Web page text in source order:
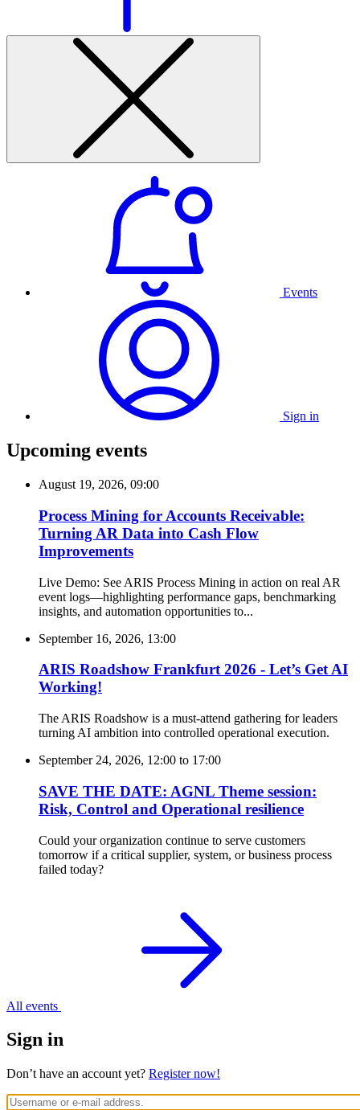
Events
Sign in
Upcoming events
August 19, 2026, 09:00
Process Mining for Accounts Receivable:
Turning AR Data into Cash Flow
Improvements
Live Demo: See ARIS Process Mining in action on real AR
event logs—highlighting performance gaps, benchmarking
insights, and automation opportunities to...
September 16, 2026, 13:00
ARIS Roadshow Frankfurt 2026 - Let’s Get AI
Working!
The ARIS Roadshow is a must-attend gathering for leaders
turning AI ambition into controlled operational execution.
September 24, 2026, 12:00 to 17:00
SAVE THE DATE: AGNL Theme session:
Risk, Control and Operational resilience
Could your organization continue to serve customers
tomorrow if a critical supplier, system, or business process
failed today?
All events
Sign in
Don’t have an account yet? Register now!